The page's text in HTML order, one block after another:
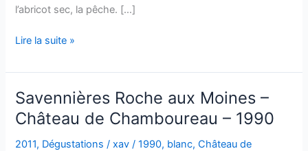
l’abricot sec, la pêche. […]
Bourgogne
–
Domaine
Goisot
–
2009
Lire la suite »
Savennières Roche aux Moines –
Château de Chamboureau – 1990
2011, Dégustations /xav/1990, blanc,Château de